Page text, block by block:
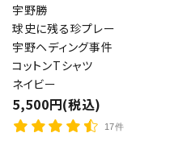
宇野勝
球史に残る珍プレー
宇野ヘディング事件
コットンTシャツ
ネイビー
5,500円(税込)
17件